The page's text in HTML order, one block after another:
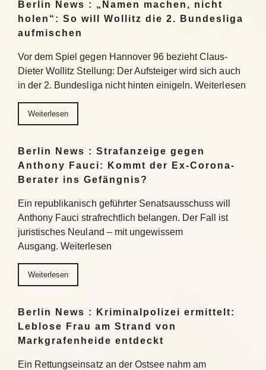
Berlin News : „Namen machen, nicht
holen“: So will Wollitz die 2. Bundesliga
aufmischen
Vor dem Spiel gegen Hannover 96 bezieht Claus-
Dieter Wollitz Stellung: Der Aufsteiger wird sich auch
in der 2. Bundesliga nicht hinten einigeln. Weiterlesen
Weiterlesen
Berlin News : Strafanzeige gegen
Anthony Fauci: Kommt der Ex-Corona-
Berater ins Gefängnis?
Ein republikanisch geführter Senatsausschuss will
Anthony Fauci strafrechtlich belangen. Der Fall ist
juristisches Neuland – mit ungewissem
Ausgang. Weiterlesen
Weiterlesen
Berlin News : Kriminalpolizei ermittelt:
Leblose Frau am Strand von
Markgrafenheide entdeckt
Ein Rettungseinsatz an der Ostsee nahm am